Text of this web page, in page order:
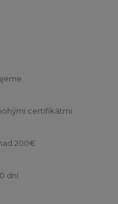
certifikátmi.
200€
dní